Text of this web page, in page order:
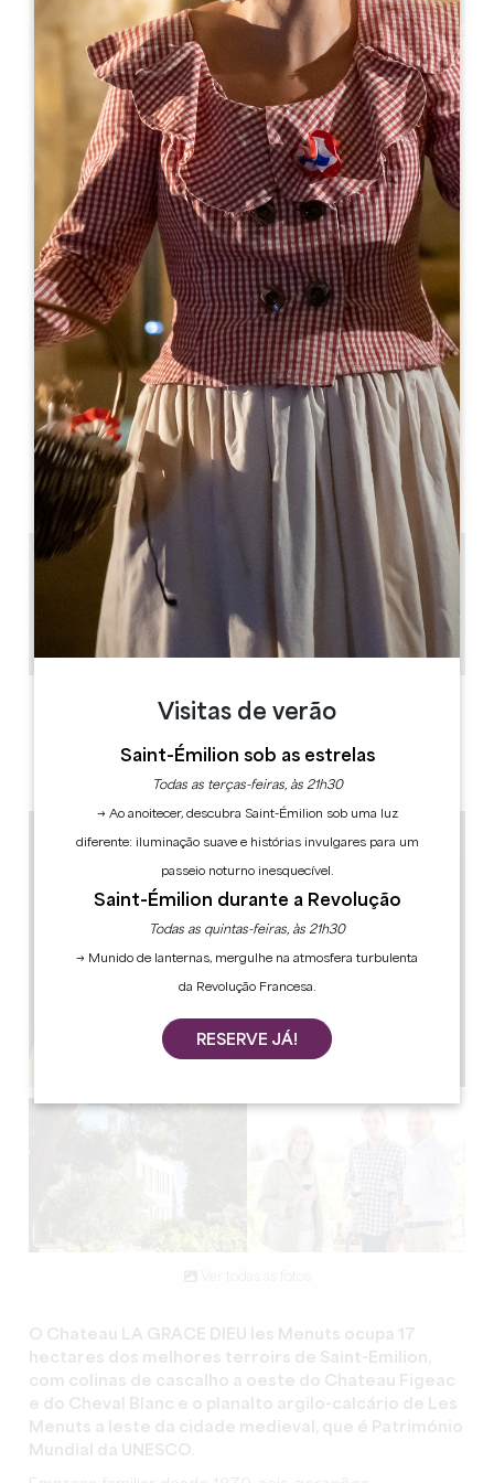
O Chateau LA GRACE DIEU les Menuts ocupa 17
hectares dos melhores terroirs de Saint-Emilion,
com colinas de cascalho a oeste do Chateau Figeac
e do Cheval Blanc e o planalto argilo-calcário de Les
Menuts a leste da cidade medieval, que é Património
Mundial da UNESCO.
Leaflet
De
10€
Château la Grâce Dieu les Menuts
2127 route de Libourne
33330 SAINT-EMILION
05 57 24 73 10
chateau@lagracedieulesmenuts.com
MÊS DE ABERTURA
J F M A M J J A S O N D
DIAS DE ABERTURA
S Q
AM
Q
AM
S
AM
S
AM
PM
2.5 km
Copiar código GPS
ETIQUETAS
Visitas de verão
Saint-Émilion sob as estrelas
Todas as terças-feiras, às 21h30
→ Ao anoitecer, descubra Saint-Émilion sob uma luz
diferente: iluminação suave e histórias invulgares para um
passeio noturno inesquecível.
Saint-Émilion durante a Revolução
Todas as quintas-feiras, às 21h30
→ Munido de lanternas, mergulhe na atmosfera turbulenta
da Revolução Francesa.
RESERVE JÁ!